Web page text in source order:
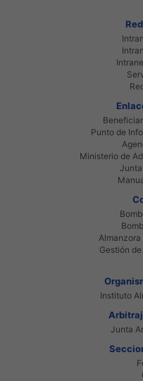
Punto de
Ministerio de
Almanzora
Gestión
Instituto
Junta